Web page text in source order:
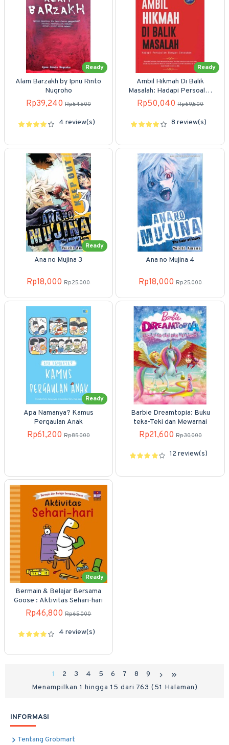
Ready
Alam Barzakh by Ipnu Rinto
Nugroho
Rp39,240 Rp54,500
4 review(s)
Ready
Ambil Hikmah Di Balik
Masalah: Hadapi Persoalan
Dengan Senyuman
Rp50,040 Rp69,500
8 review(s)
Ready
Ana no Mujina 3
Rp18,000 Rp25,000
Ana no Mujina 4
Rp18,000 Rp25,000
Ready
Apa Namanya? Kamus
Pergaulan Anak
Rp61,200 Rp85,000
Barbie Dreamtopia: Buku
teka-Teki dan Mewarnai
Rp21,600 Rp30,000
12 review(s)
Ready
Bermain & Belajar Bersama
Goose : Aktivitas Sehari-hari
Rp46,800 Rp65,000
4 review(s)
1 2 3 4 5 6 7 8
9
Menampilkan 1 hingga 15 dari 763 (51 Halaman)
INFORMASI
Tentang Grobmart